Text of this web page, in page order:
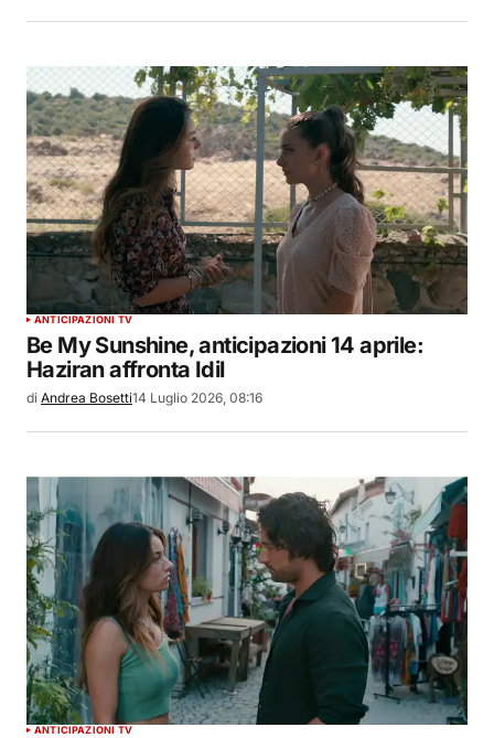
ANTICIPAZIONI TV
Be My Sunshine, anticipazioni 14 aprile:
Haziran affronta Idil
di Andrea Bosetti14 Luglio 2026, 08:16
ANTICIPAZIONI TV